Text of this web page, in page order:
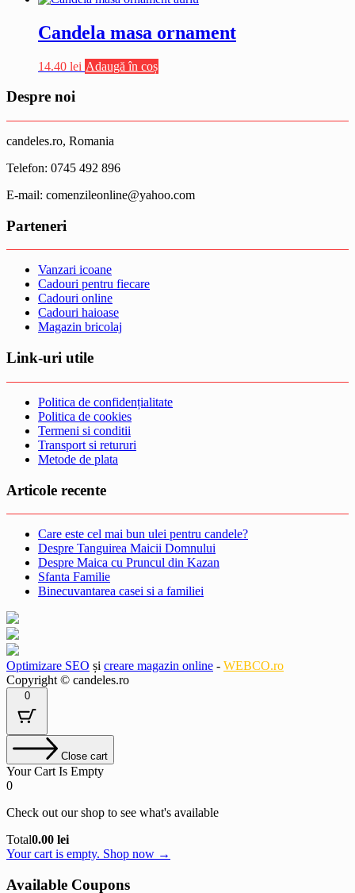
Candela masa ornament
14.40 lei Adaugă în coș
Despre noi
candeles.ro, Romania
Telefon: 0745 492 896
E-mail: comenzileonline@yahoo.com
Parteneri
Vanzari icoane
Cadouri pentru fiecare
Cadouri online
Cadouri haioase
Magazin bricolaj
Link-uri utile
Politica de confidențialitate
Politica de cookies
Termeni si conditii
Transport si retururi
Metode de plata
Articole recente
Care este cel mai bun ulei pentru candele?
Despre Tanguirea Maicii Domnului
Despre Maica cu Pruncul din Kazan
Sfanta Familie
Binecuvantarea casei si a familiei
Optimizare SEO și creare magazin online - WEBCO.ro
Copyright © candeles.ro
0
Close cart
Your Cart Is Empty
0
Check out our shop to see what's available
Cart
Total:
Total0.00 lei
Your cart is empty. Shop now →
Available Coupons